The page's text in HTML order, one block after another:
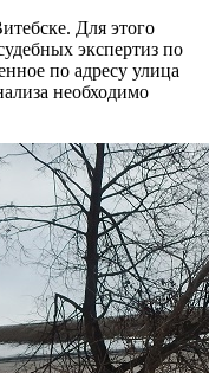
Для этого
экспертиз по
по адресу улица
необходимо